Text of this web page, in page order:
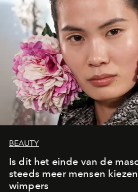
BEAUTY
Is dit het einde van de
steeds meer mensen
wimpers